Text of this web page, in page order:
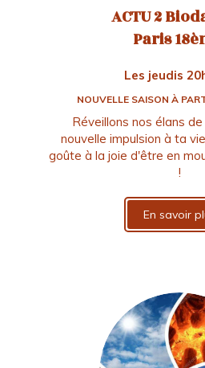
ACTU 2
Paris
Les jeudis
NOUVELLE SAISON À
Réveillons nos élans
nouvelle impulsion à ta
goûte à la joie d'être en
!
En savoir